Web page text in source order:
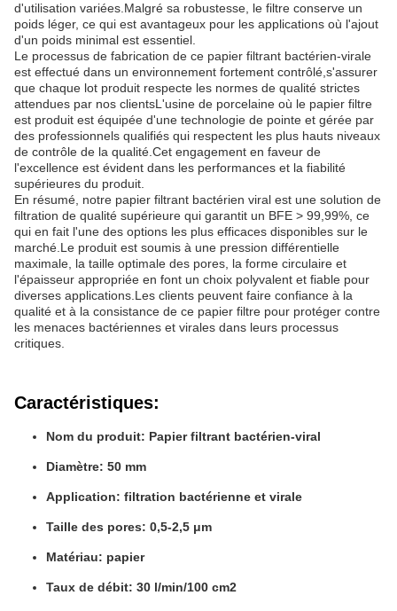
d'utilisation variées.Malgré sa robustesse, le filtre conserve un
poids léger, ce qui est avantageux pour les applications où l'ajout
d'un poids minimal est essentiel.
Le processus de fabrication de ce papier filtrant bactérien-virale
est effectué dans un environnement fortement contrôlé,s'assurer
que chaque lot produit respecte les normes de qualité strictes
attendues par nos clientsL'usine de porcelaine où le papier filtre
est produit est équipée d'une technologie de pointe et gérée par
des professionnels qualifiés qui respectent les plus hauts niveaux
de contrôle de la qualité.Cet engagement en faveur de
l'excellence est évident dans les performances et la fiabilité
supérieures du produit.
En résumé, notre papier filtrant bactérien viral est une solution de
filtration de qualité supérieure qui garantit un BFE > 99,99%, ce
qui en fait l'une des options les plus efficaces disponibles sur le
marché.Le produit est soumis à une pression différentielle
maximale, la taille optimale des pores, la forme circulaire et
l'épaisseur appropriée en font un choix polyvalent et fiable pour
diverses applications.Les clients peuvent faire confiance à la
qualité et à la consistance de ce papier filtre pour protéger contre
les menaces bactériennes et virales dans leurs processus
critiques.
Caractéristiques:
Nom du produit: Papier filtrant bactérien-viral
Diamètre: 50 mm
Application: filtration bactérienne et virale
Taille des pores: 0,5-2,5 μm
Matériau: papier
Taux de débit: 30 l/min/100 cm2